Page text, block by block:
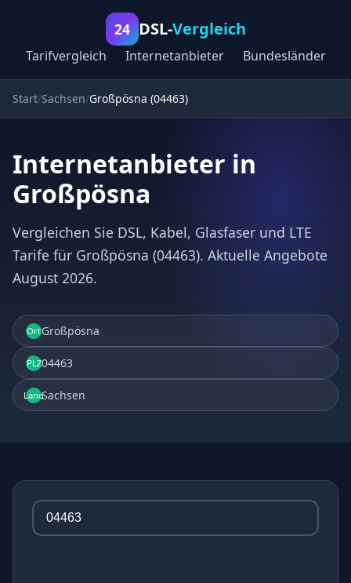
24 DSL-Vergleich
Tarifvergleich Internetanbieter Bundesländer
Start Sachsen Großpösna (04463)
Internetanbieter in
Großpösna
Vergleichen Sie DSL, Kabel, Glasfaser und LTE
Tarife für Großpösna (04463). Aktuelle Angebote
August 2026.
OrtGroßpösna
PLZ04463
LandSachsen